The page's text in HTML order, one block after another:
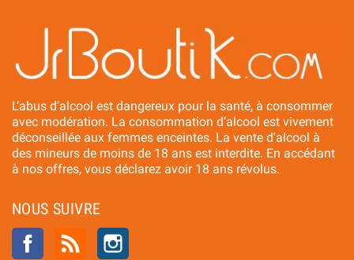
L’abus d’alcool est dangereux pour la santé, à consommer
avec modération. La consommation d’alcool est vivement
déconseillée aux femmes enceintes. La vente d'alcool à
des mineurs de moins de 18 ans est interdite. En accédant
à nos offres, vous déclarez avoir 18 ans révolus.
NOUS SUIVRE
FacebookRss